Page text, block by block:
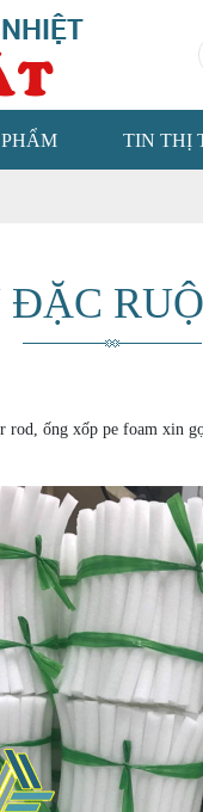
TIN THỊ
ống xốp pe foam